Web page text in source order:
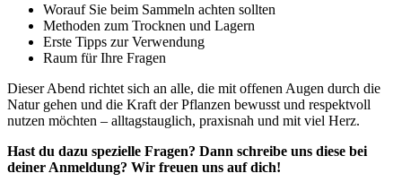
Worauf Sie beim Sammeln achten sollten
Methoden zum Trocknen und Lagern
Erste Tipps zur Verwendung
Raum für Ihre Fragen
Dieser Abend richtet sich an alle, die mit offenen Augen durch die
Natur gehen und die Kraft der Pflanzen bewusst und respektvoll
nutzen möchten – alltagstauglich, praxisnah und mit viel Herz.
Hast du dazu spezielle Fragen? Dann schreibe uns diese bei
deiner Anmeldung? Wir freuen uns auf dich!